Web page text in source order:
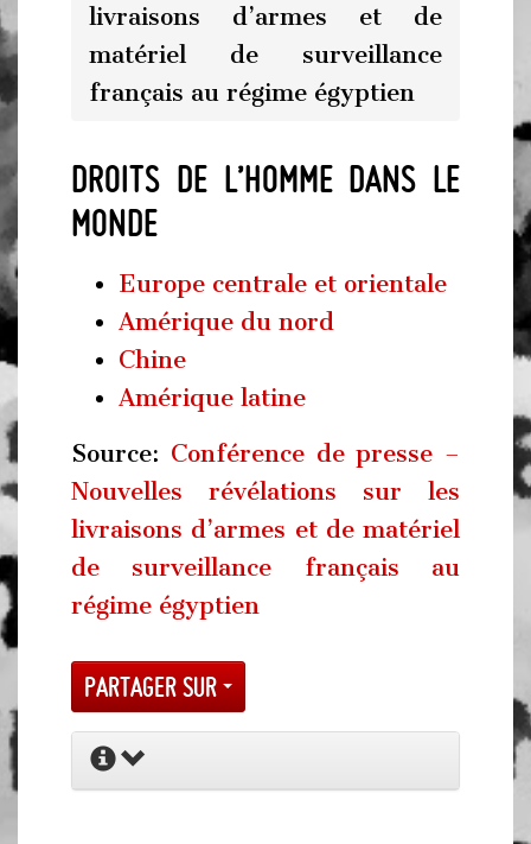
livraisons d’armes et de
matériel de surveillance
français au régime égyptien
Droits de l’homme dans le
monde
Europe centrale et orientale
Amérique du nord
Chine
Amérique latine
Source: Conférence de presse –
Nouvelles révélations sur les
livraisons d’armes et de matériel
de surveillance français au
régime égyptien
Partager sur